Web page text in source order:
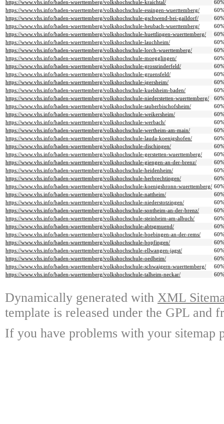
https://www.vhs.info/baden-wuerttemberg/volkshochschule-kraichtal/
60%
https://www.vhs.info/baden-wuerttemberg/volkshochschule-essingen-wuerttemberg/
60%
https://www.vhs.info/baden-wuerttemberg/volkshochschule-gschwend-bei-gaildorf/
60%
https://www.vhs.info/baden-wuerttemberg/volkshochschule-heubach-wuerttemberg/
60%
https://www.vhs.info/baden-wuerttemberg/volkshochschule-huettlingen-wuerttemberg/
60%
https://www.vhs.info/baden-wuerttemberg/volkshochschule-lauchheim/
60%
https://www.vhs.info/baden-wuerttemberg/volkshochschule-lorch-wuerttemberg/
60%
https://www.vhs.info/baden-wuerttemberg/volkshochschule-moegglingen/
60%
https://www.vhs.info/baden-wuerttemberg/volkshochschule-grossrinderfeld/
60%
https://www.vhs.info/baden-wuerttemberg/volkshochschule-gruensfeld/
60%
https://www.vhs.info/baden-wuerttemberg/volkshochschule-igersheim/
60%
https://www.vhs.info/baden-wuerttemberg/volkshochschule-kuelsheim-baden/
60%
https://www.vhs.info/baden-wuerttemberg/volkshochschule-niederstetten-wuerttemberg/
60%
https://www.vhs.info/baden-wuerttemberg/volkshochschule-tauberbischofsheim/
60%
https://www.vhs.info/baden-wuerttemberg/volkshochschule-weikersheim/
60%
https://www.vhs.info/baden-wuerttemberg/volkshochschule-werbach/
60%
https://www.vhs.info/baden-wuerttemberg/volkshochschule-wertheim-am-main/
60%
https://www.vhs.info/baden-wuerttemberg/volkshochschule-lauda-koenigshofen/
60%
https://www.vhs.info/baden-wuerttemberg/volkshochschule-dischingen/
60%
https://www.vhs.info/baden-wuerttemberg/volkshochschule-gerstetten-wuerttemberg/
60%
https://www.vhs.info/baden-wuerttemberg/volkshochschule-giengen-an-der-brenz/
60%
https://www.vhs.info/baden-wuerttemberg/volkshochschule-heidenheim/
60%
https://www.vhs.info/baden-wuerttemberg/volkshochschule-herbrechtingen/
60%
https://www.vhs.info/baden-wuerttemberg/volkshochschule-koenigsbronn-wuerttemberg/ 60%
https://www.vhs.info/baden-wuerttemberg/volkshochschule-nattheim/
60%
https://www.vhs.info/baden-wuerttemberg/volkshochschule-niederstotzingen/
60%
https://www.vhs.info/baden-wuerttemberg/volkshochschule-sontheim-an-der-brenz/
60%
https://www.vhs.info/baden-wuerttemberg/volkshochschule-steinheim-am-albuch/
60%
https://www.vhs.info/baden-wuerttemberg/volkshochschule-abtsgmuend/
60%
https://www.vhs.info/baden-wuerttemberg/volkshochschule-boebingen-an-der-rems/
60%
https://www.vhs.info/baden-wuerttemberg/volkshochschule-bopfingen/
60%
https://www.vhs.info/baden-wuerttemberg/volkshochschule-ellwangen-jagst/
60%
https://www.vhs.info/baden-wuerttemberg/volkshochschule-oedheim/
60%
https://www.vhs.info/baden-wuerttemberg/volkshochschule-schwaigern-wuerttemberg/
60%
https://www.vhs.info/baden-wuerttemberg/volkshochschule-talheim-neckar/
60%
Dynamically generated with XML
template is released under the GPL and
If you have problems with your sitemap